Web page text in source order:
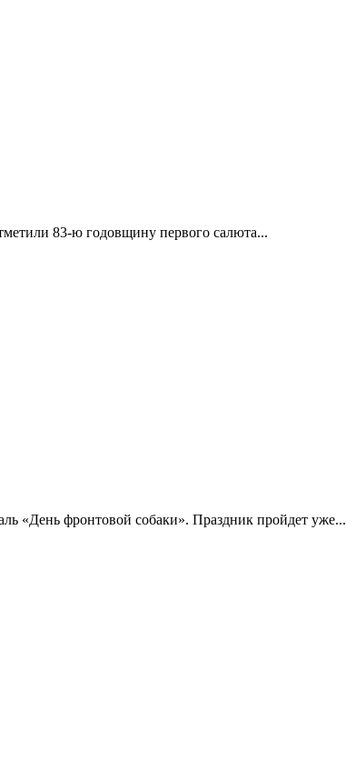
83-ю годовщину первого салюта...
«День фронтовой собаки». Праздник пройдет уже...